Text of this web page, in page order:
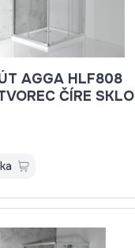
AGGA HLF808
ČÍRE SKLO